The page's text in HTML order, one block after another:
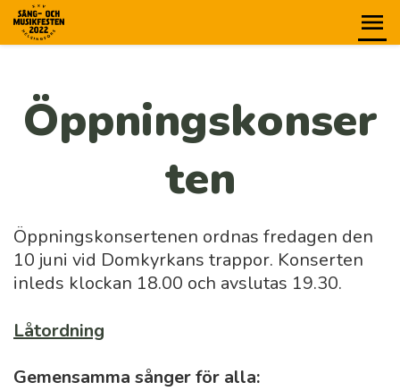
Öppningskonser
ten
Öppningskonsertenen ordnas fredagen den
10 juni vid Domkyrkans trappor. Konserten
inleds klockan 18.00 och avslutas 19.30.
Låtordning
Gemensamma sånger för alla: